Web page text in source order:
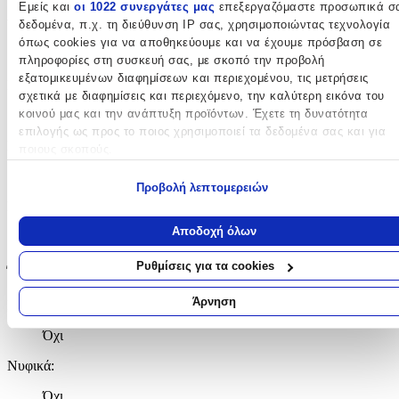
Εμείς και οι 1022 συνεργάτες μας επεξεργαζόμαστε προσωπικά
δεδομένα, π.χ. τη διεύθυνση IP σας, χρησιμοποιώντας τεχνολογία
όπως cookies για να αποθηκεύουμε και να έχουμε πρόσβαση σε
πληροφορίες στη συσκευή σας, με σκοπό την προβολή
εξατομικευμένων διαφημίσεων και περιεχομένου, τις μετρήσεις
σχετικά με διαφημίσεις και περιεχόμενο, την καλύτερη εικόνα του
κοινού μας και την ανάπτυξη προϊόντων. Έχετε τη δυνατότητα
επιλογής ως προς το ποιος χρησιμοποιεί τα δεδομένα σας και για
Εάν μας επιτρέπετε, θα θέλαμε επίσης:
τοποθεσία, οι οποίες μπορεί να είναι ακριβείς σε απόσταση
Να αναγνωρίσουμε τη συσκευή σας σαρώνοντας ενεργά για
συγκεκριμένα χαρακτηριστικά (δακτυλικό αποτύπωμα)
Μάθετε περισσότερα σχετικά με τον τρόπο επεξεργασίας των
προσωπικών σας δεδομένων και καθορίστε τις προτιμήσεις σας
ενότητα “Λεπτομέρειες”. Μπορείτε να αλλάξετε ή να
Προβολή λεπτομερειών
Αποδοχή όλων
Ρυθμίσεις για τα cookies
Άρνηση
Υλικό:
Ατσάλι
Επιχρυσωμένα:
Ναι
Έξτρα Χαρακτηριστικά
Όχι
Νυφικά: